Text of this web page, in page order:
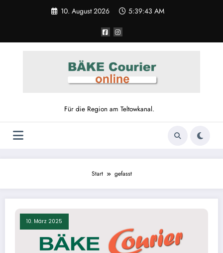
10. August 2026 5:39:43 AM
Für die Region am Teltowkanal.
Start gefasst
10. März 2025